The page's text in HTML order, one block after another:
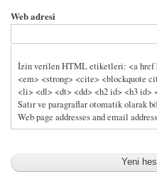
Web adresi
İzin verilen HTML etiketleri: <a href
<em> <strong> <cite> <blockquote
<li> <dl> <dt> <dd> <h2 id> <h3 id>
Satır ve paragraflar otomatik olarak
Web page addresses and email